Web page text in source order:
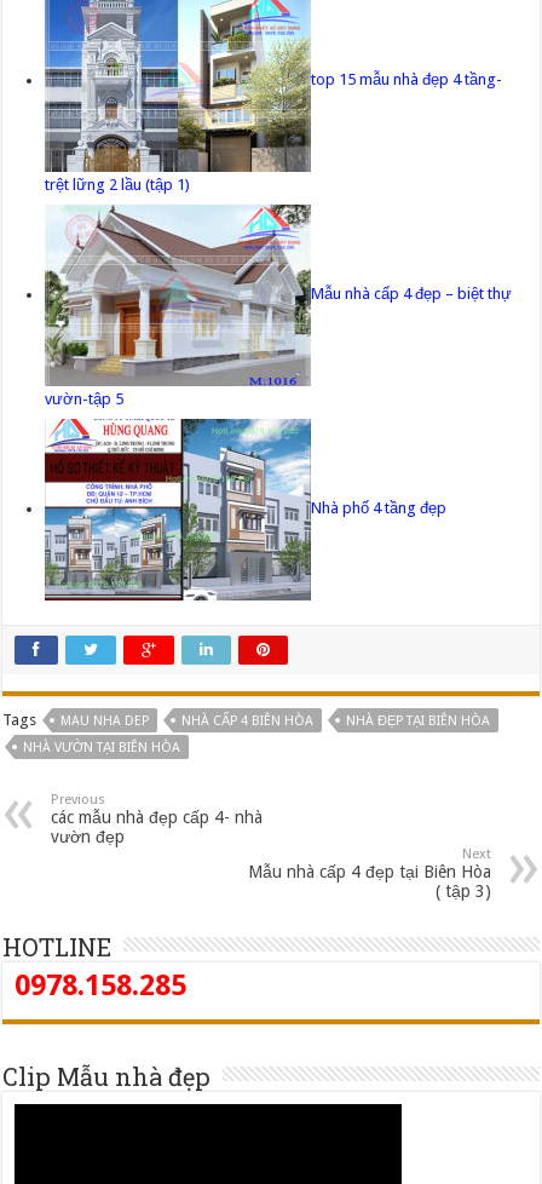
top 15 mẫu nhà đẹp 4 tầng-
trệt lững 2 lầu (tập 1)
Mẫu nhà cấp 4 đẹp – biệt thự
vườn-tập 5
Nhà phố 4 tầng đẹp
Tags MAU NHA DEP NHÀ CẤP 4 BIÊN HÒA
NHÀ ĐẸP TẠI BIÊN HÒA
NHÀ VƯỜN TẠI BIÊN HÒA
Previous
các mẫu nhà đẹp cấp 4- nhà
vườn đẹp
Next
Mẫu nhà cấp 4 đẹp tại Biên Hòa
( tập 3)
HOTLINE
0978.158.285
Clip Mẫu nhà đẹp